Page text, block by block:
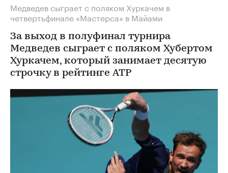
Медведев сыграет с поляком Хуркачем в
четвертьфинале «Мастерса» в Майами
За выход в полуфинал турнира
Медведев сыграет с поляком Хубертом
Хуркачем, который занимает десятую
строчку в рейтинге ATP